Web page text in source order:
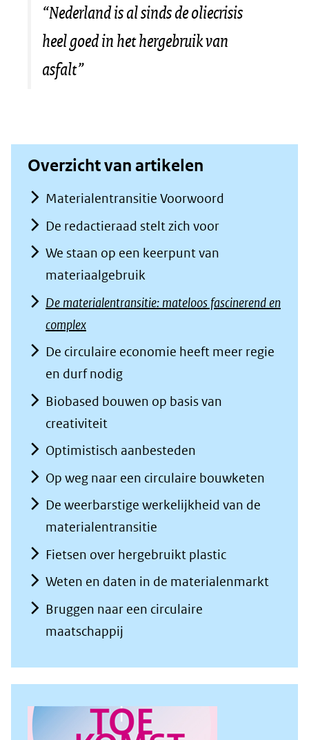
venster)
“Nederland is al sinds de oliecrisis
heel goed in het hergebruik van
asfalt”
Overzicht van artikelen
Materialentransitie Voorwoord
De redactieraad stelt zich voor
We staan op een keerpunt van
materiaalgebruik
De materialentransitie: mateloos fascinerend en
complex
De circulaire economie heeft meer regie
en durf nodig
Biobased bouwen op basis van
creativiteit
Optimistisch aanbesteden
Op weg naar een circulaire bouwketen
De weerbarstige werkelijkheid van de
materialentransitie
Fietsen over hergebruikt plastic
Weten en daten in de materialenmarkt
Bruggen naar een circulaire
maatschappij